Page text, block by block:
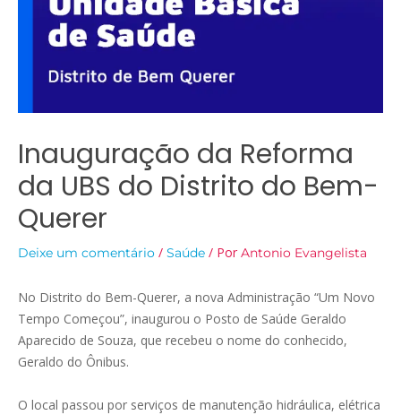
Inauguração da Reforma
da UBS do Distrito do Bem-
Querer
Deixe um comentário / Saúde / Por Antonio Evangelista
No Distrito do Bem-Querer, a nova Administração “Um Novo
Tempo Começou”, inaugurou o Posto de Saúde Geraldo
Aparecido de Souza, que recebeu o nome do conhecido,
Geraldo do Ônibus.
O local passou por serviços de manutenção hidráulica, elétrica